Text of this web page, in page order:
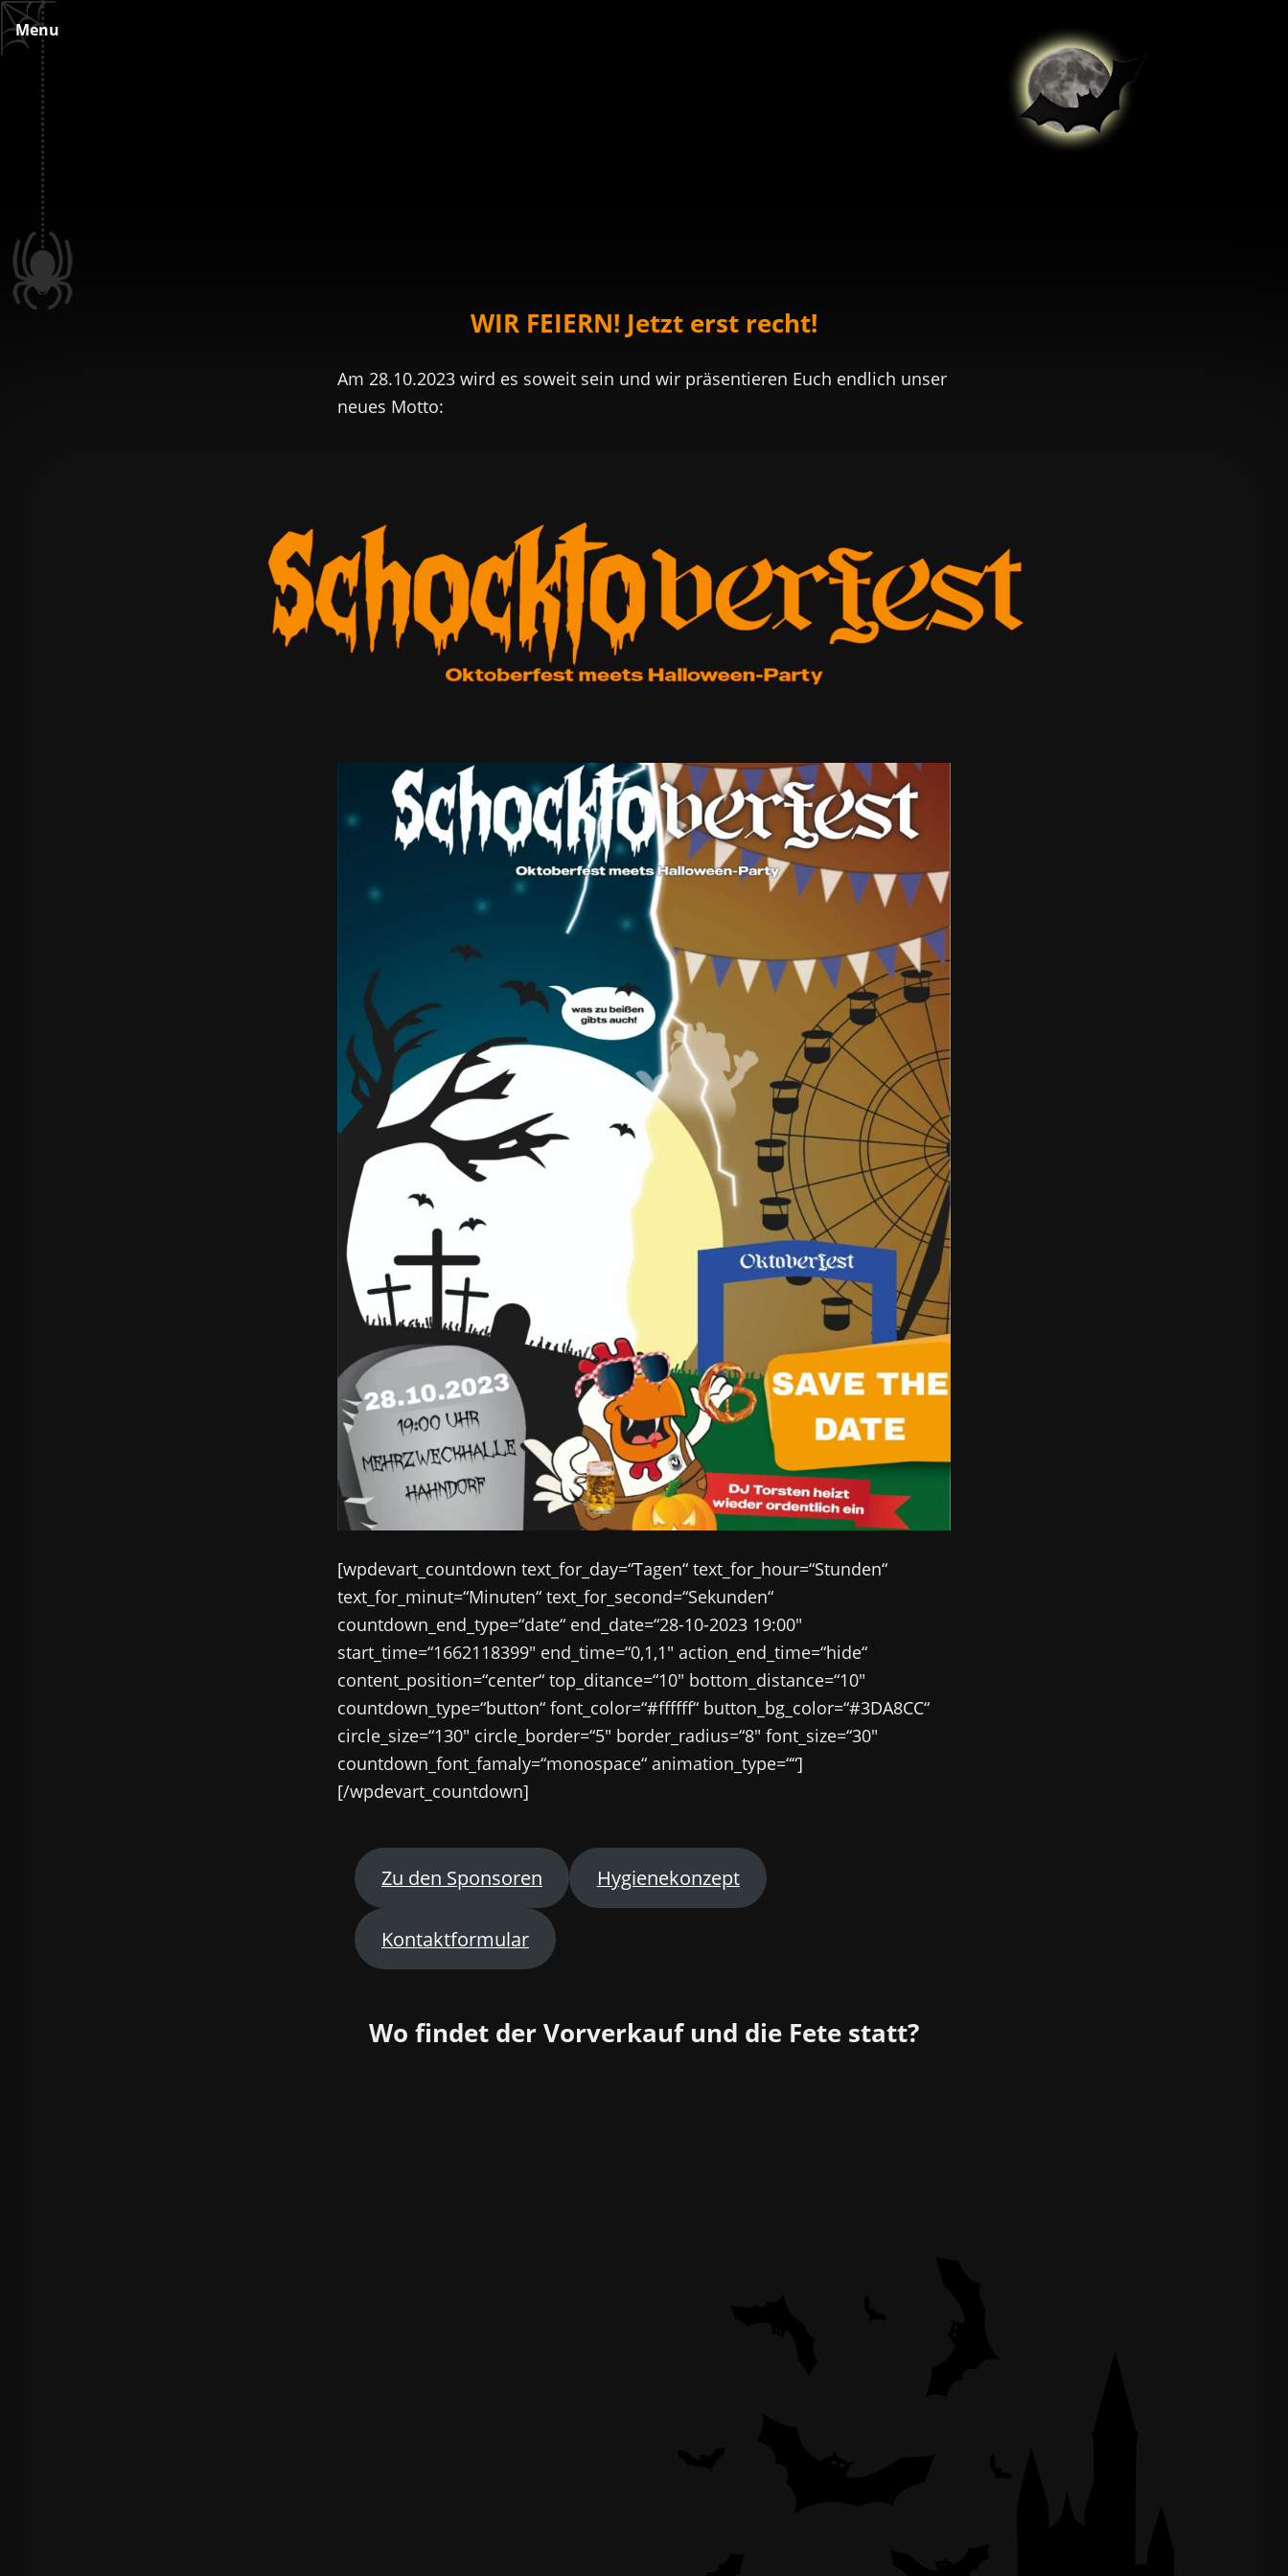
Skip
to
content
Menu
WIR FEIERN! Jetzt erst recht!
Am 28.10.2023 wird es soweit sein und wir präsentieren Euch endlich unser
neues Motto:
[wpdevart_countdown text_for_day=“Tagen“ text_for_hour=“Stunden“
text_for_minut=“Minuten“ text_for_second=“Sekunden“
countdown_end_type=“date“ end_date=“28-10-2023 19:00″
start_time=“1662118399″ end_time=“0,1,1″ action_end_time=“hide“
content_position=“center“ top_ditance=“10″ bottom_distance=“10″
countdown_type=“button“ font_color=“#ffffff“ button_bg_color=“#3DA8CC“
circle_size=“130″ circle_border=“5″ border_radius=“8″ font_size=“30″
countdown_font_famaly=“monospace“ animation_type=““]
[/wpdevart_countdown]
Zu den Sponsoren Hygienekonzept
Kontaktformular
Wo findet der Vorverkauf und die Fete statt?